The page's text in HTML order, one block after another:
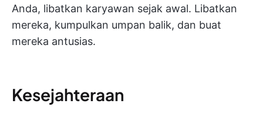
Anda, libatkan karyawan sejak awal. Libatkan
mereka, kumpulkan umpan balik, dan buat
mereka antusias.
Kesejahteraan